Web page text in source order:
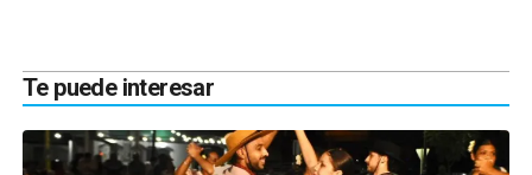
Te puede interesar